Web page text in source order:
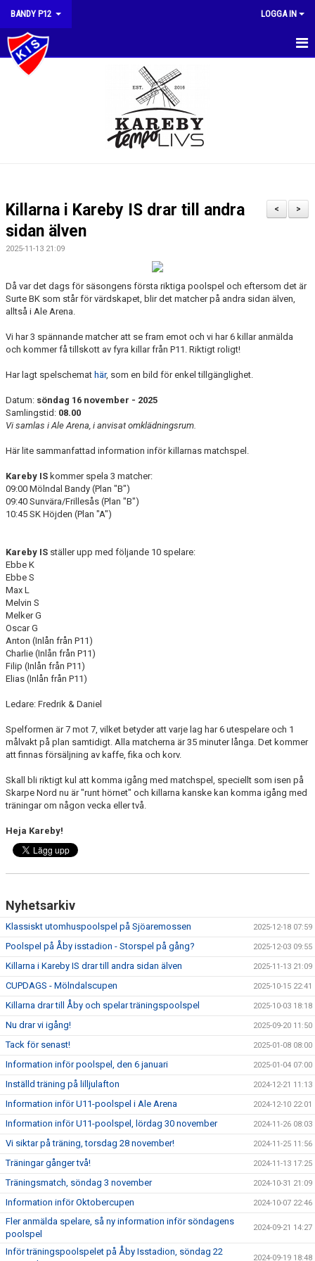
BANDY P12 LOGGA IN
HEM
BILDGALLERI
DOKUMENT
KONTAKT
>
<
Killarna i Kareby IS drar till andra
sidan älven
2025-11-13 21:09
Då var det dags för säsongens första riktiga poolspel och eftersom det är
Surte BK som står för värdskapet, blir det matcher på andra sidan älven,
alltså i Ale Arena.
Vi har 3 spännande matcher att se fram emot och vi har 6 killar anmälda
och kommer få tillskott av fyra killar från P11. Riktigt roligt!
Har lagt spelschemat här, som en bild för enkel tillgänglighet.
Datum: söndag 16 november - 2025
Samlingstid: 08.00
Vi samlas i Ale Arena, i anvisat omklädningsrum.
Här lite sammanfattad information inför killarnas matchspel.
Kareby IS kommer spela 3 matcher:
09:00 Mölndal Bandy (Plan "B")
09:40 Sunvära/Frillesås (Plan "B")
10:45 SK Höjden (Plan "A")
Kareby IS ställer upp med följande 10 spelare:
Ebbe K
Ebbe S
Max L
Melvin S
Melker G
Oscar G
Anton (Inlån från P11)
Charlie (Inlån från P11)
Filip (Inlån från P11)
Elias (Inlån från P11)
Ledare: Fredrik & Daniel
Spelformen är 7 mot 7, vilket betyder att varje lag har 6 utespelare och 1
målvakt på plan samtidigt. Alla matcherna är 35 minuter långa. Det kommer
att finnas försäljning av kaffe, fika och korv.
Skall bli riktigt kul att komma igång med matchspel, speciellt som isen på
Skarpe Nord nu är "runt hörnet" och killarna kanske kan komma igång med
träningar om någon vecka eller två.
Heja Kareby!
Nyhetsarkiv
Klassiskt utomhuspoolspel på Sjöaremossen 2025-12-18 07:59
Poolspel på Åby isstadion - Storspel på gång? 2025-12-03 09:55
Killarna i Kareby IS drar till andra sidan älven 2025-11-13 21:09
CUPDAGS - Mölndalscupen 2025-10-15 22:41
Killarna drar till Åby och spelar träningspoolspel 2025-10-03 18:18
Nu drar vi igång! 2025-09-20 11:50
Tack för senast! 2025-01-08 08:00
Information inför poolspel, den 6 januari 2025-01-04 07:00
Inställd träning på lilljulafton 2024-12-21 11:13
Information inför U11-poolspel i Ale Arena 2024-12-10 22:01
Information inför U11-poolspel, lördag 30 november 2024-11-26 08:03
Vi siktar på träning, torsdag 28 november! 2024-11-25 11:56
Träningar gånger två! 2024-11-13 17:25
Träningsmatch, söndag 3 november 2024-10-31 21:09
Information inför Oktobercupen 2024-10-07 22:46
Fler anmälda spelare, så ny information inför söndagens
poolspel
2024-09-21 14:27
Inför träningspoolspelet på Åby Isstadion, söndag 22
2024-09-19 18:48